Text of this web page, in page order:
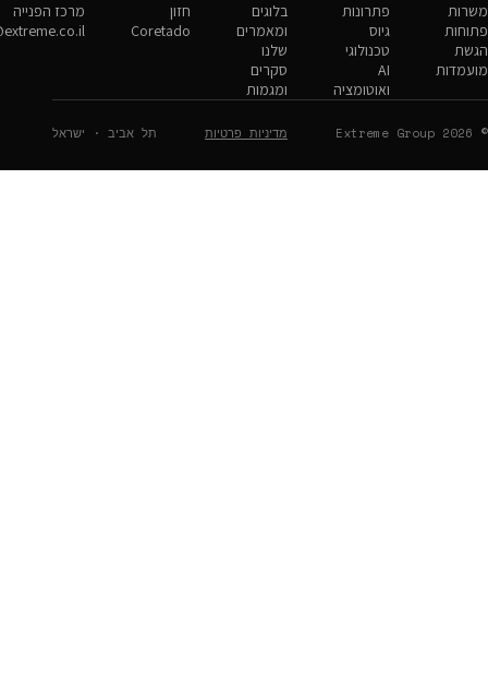
פתרונות
גיוס
טכנולוגי
AI
בלוגים
ומאמרים
שלנו
סקרים
ומגמות
חזון
Coretado
מרכז הפנייה
hello@extreme.co.il
מדיניות פרטיות תל אביב · ישראל